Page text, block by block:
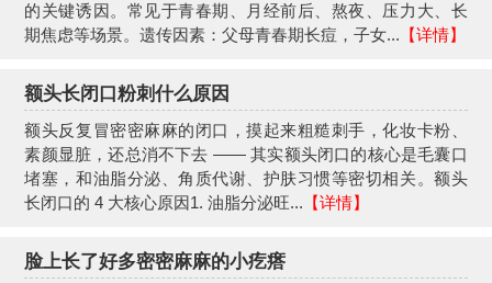
的关键诱因。常见于青春期、月经前后、熬夜、压力大、长
期焦虑等场景。遗传因素：父母青春期长痘，子女... 【详情】
额头长闭口粉刺什么原因
额头反复冒密密麻麻的闭口，摸起来粗糙刺手，化妆卡粉、
素颜显脏，还总消不下去 —— 其实额头闭口的核心是毛囊口
堵塞，和油脂分泌、角质代谢、护肤习惯等密切相关。额头
长闭口的 4 大核心原因1. 油脂分泌旺... 【详情】
脸上长了好多密密麻麻的小疙瘩